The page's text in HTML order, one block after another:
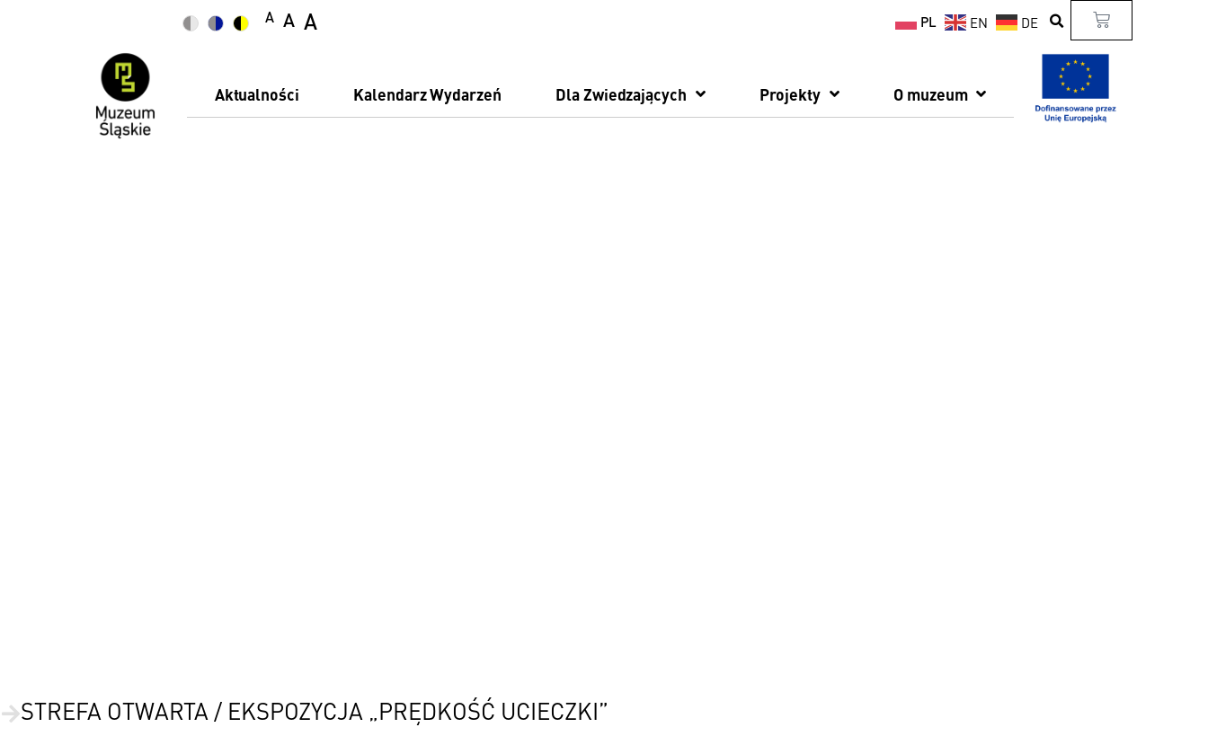
A A A PL EN DE
Aktualności Kalendarz Wydarzeń Dla Zwiedzających Projekty O muzeum
STREFA OTWARTA / EKSPOZYCJA „PRĘDKOŚĆ UCIECZKI”